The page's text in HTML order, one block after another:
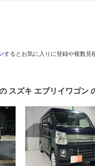
するとお気に入りに登録や複数見
スズキ エブリイワゴン